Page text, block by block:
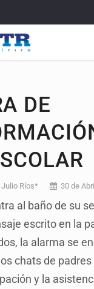
DE
Julio Ríos* 30 de
al baño de su
escrito en la
la alarma se
chats de
y la